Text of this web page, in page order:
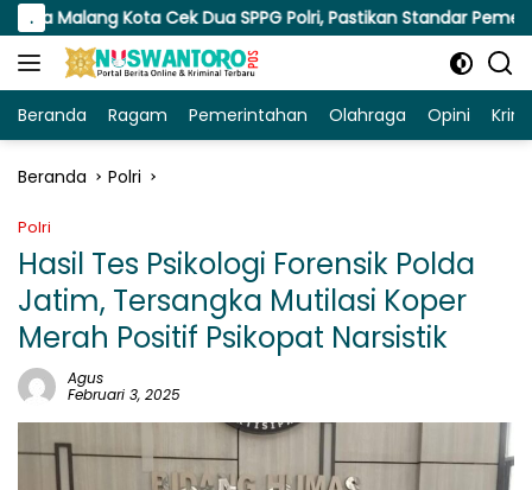
Langsung
ke
konten
.
Cek Dua SPPG Polri, Pastikan Standar Pemenuhan Gizi dan
Beranda Ragam Pemerintahan Olahraga Opini
Beranda Polri
Polri
Hasil Tes Psikologi Forensik Polda
Jatim, Tersangka Mutilasi Koper
Merah Positif Psikopat Narsistik
Agus
Februari 3, 2025